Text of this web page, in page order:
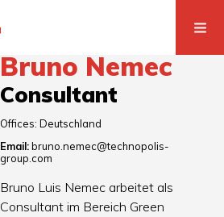
Bruno Nemec
Consultant
Offices:Deutschland
Email: bruno.nemec@technopolis-
group.com
Bruno Luis Nemec arbeitet als
Consultant im Bereich Green